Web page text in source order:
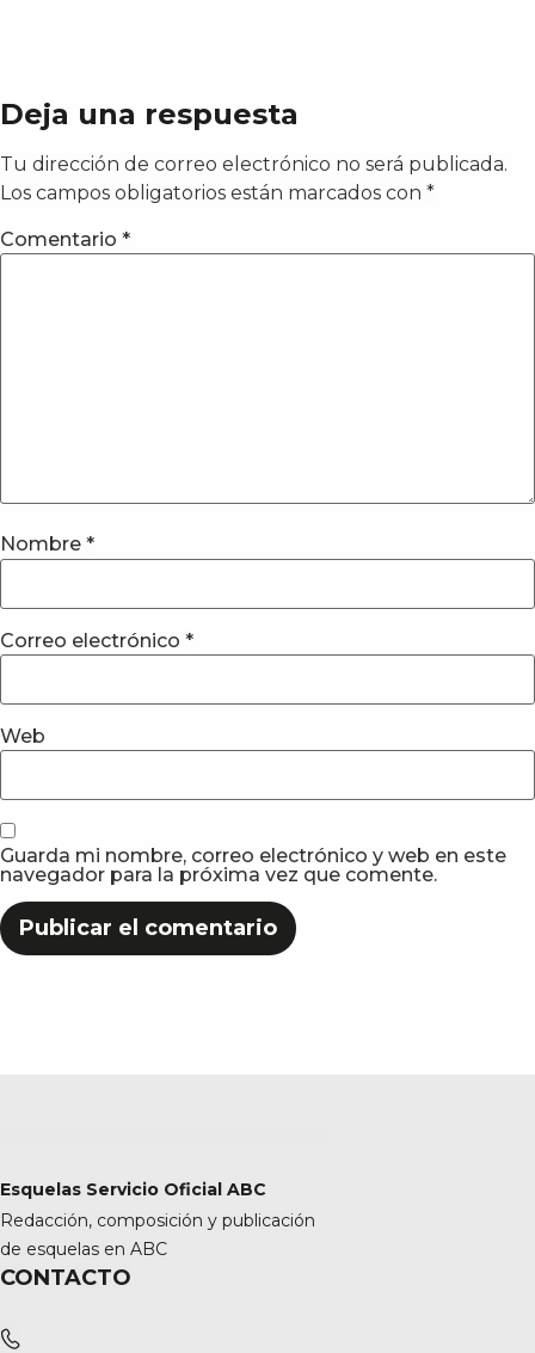
Deja una respuesta
Tu dirección de correo electrónico no será publicada.
Los campos obligatorios están marcados con *
Comentario *
Nombre *
Correo electrónico *
Web
Guarda mi nombre, correo electrónico y web en este
navegador para la próxima vez que comente.
Esquelas Servicio Oficial ABC
Redacción, composición y publicación
de esquelas en ABC
CONTACTO